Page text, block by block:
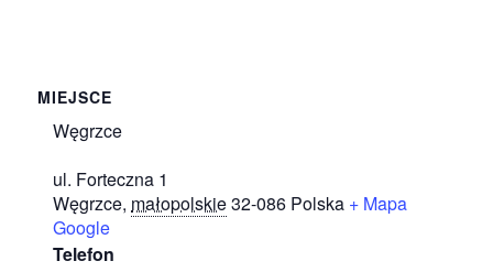
MIEJSCE
Węgrzce
ul. Forteczna 1
Węgrzce, małopolskie32-086 Polska + Mapa
Google
Telefon